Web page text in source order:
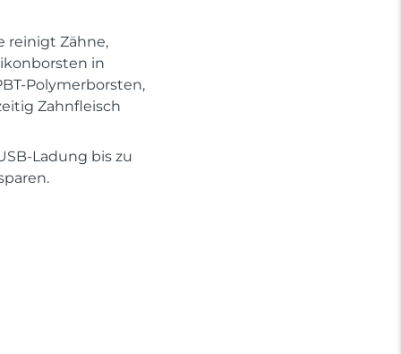
reinigt Zähne,
in
Polymerborsten,
Zahnfleisch
Ladung bis zu